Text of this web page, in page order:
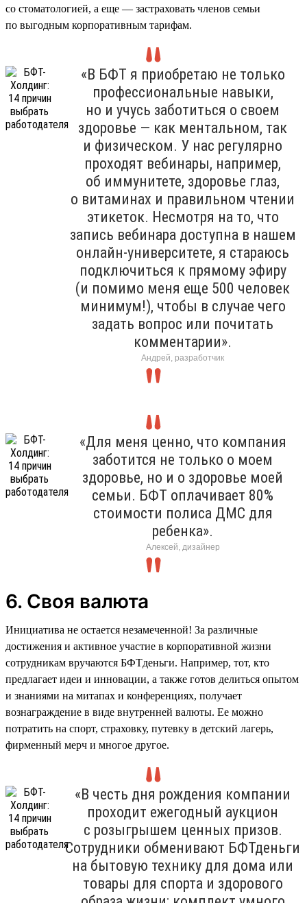
со стоматологией, а еще — застраховать членов семьи
по выгодным корпоративным тарифам.
«В БФТ я приобретаю не только
профессиональные навыки,
но и учусь заботиться о своем
здоровье — как ментальном, так
и физическом. У нас регулярно
проходят вебинары, например,
об иммунитете, здоровье глаз,
о витаминах и правильном чтении
этикеток. Несмотря на то, что
запись вебинара доступна в нашем
онлайн-университете, я стараюсь
подключиться к прямому эфиру
(и помимо меня еще 500 человек
минимум!), чтобы в случае чего
задать вопрос или почитать
комментарии».
Андрей, разработчик
«Для меня ценно, что компания
заботится не только о моем
здоровье, но и о здоровье моей
семьи. БФТ оплачивает 80%
стоимости полиса ДМС для
ребенка».
Алексей, дизайнер
6. Своя валюта
Инициатива не остается незамеченной! За различные
достижения и активное участие в корпоративной жизни
сотрудникам вручаются БФТденьги. Например, тот, кто
предлагает идеи и инновации, а также готов делиться опытом
и знаниями на митапах и конференциях, получает
вознаграждение в виде внутренней валюты. Ее можно
потратить на спорт, страховку, путевку в детский лагерь,
фирменный мерч и многое другое.
«В честь дня рождения компании
проходит ежегодный аукцион
с розыгрышем ценных призов.
Сотрудники обменивают БФТденьги
на бытовую технику для дома или
товары для спорта и здорового